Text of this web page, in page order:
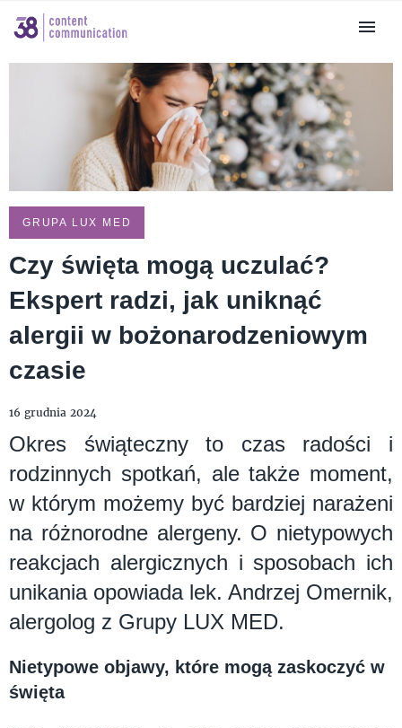
GRUPA LUX MED
Czy święta mogą uczulać?
Ekspert radzi, jak uniknąć
alergii w bożonarodzeniowym
czasie
16 grudnia 2024
Okres świąteczny to czas radości i
rodzinnych spotkań, ale także moment,
w którym możemy być bardziej narażeni
na różnorodne alergeny. O nietypowych
reakcjach alergicznych i sposobach ich
unikania opowiada lek. Andrzej Omernik,
alergolog z Grupy LUX MED.
Nietypowe objawy, które mogą zaskoczyć w
święta